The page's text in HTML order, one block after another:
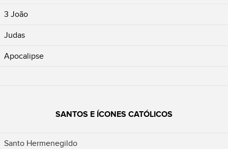
3 João
Judas
Apocalipse
SANTOS E ÍCONES CATÓLICOS
Santo Hermenegildo